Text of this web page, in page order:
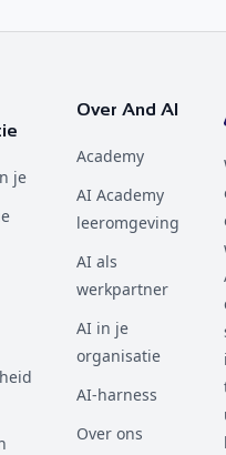
werken.
je
Over And AI
Academy
AI Academy
leeromgeving
AI als
werkpartner
AI in je
organisatie
AI-harness
Over ons